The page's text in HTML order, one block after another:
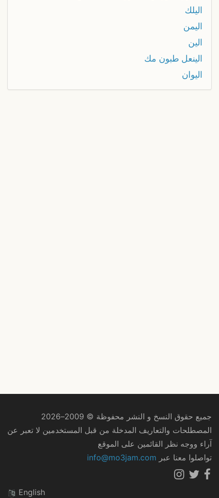
اليلك
اليمن
الين
الينعل طبون مك
اليوان
جميع حقوق النسخ و النشر محفوظة © 2009–2026
المصطلحات والتعاريف المدخلة من قبل المستخدمين لا تعبر عن
آراء ووجه نظر القائمين على الموقع
تواصلوا معنا عبر info@mo3jam.com
English